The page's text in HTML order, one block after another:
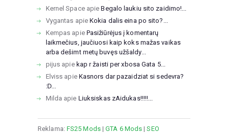
Kernel SpaceapieBegalo laukiu sito zaidimo!...
Vygantas apieKokia dalis eina po sito?...
Kempas apie Pasižiūrėjus į komentarų
laikmečius, jaučiuosi kaip koks mažas vaikas
arba dešimt metų buvęs užšaldy...
pijus apie kap r žaisti per xbosa Gata 5...
Elviss apie Kasnors dar pazaidziat si sedevra?
:D...
Milda apie Liuksiskas zAidukas!!!!!...
Reklama: FS25 Mods|GTA 6 Mods |SEO